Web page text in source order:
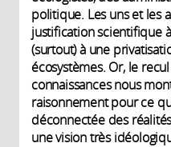
politique. Les uns et les
justification scientifique
(surtout) à une
écosystèmes. Or, le
connaissances nous
raisonnement pour ce
déconnectée des
une vision très